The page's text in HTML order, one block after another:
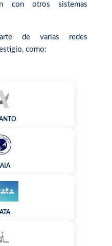
con otros sistemas
de varias redes
como: